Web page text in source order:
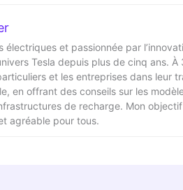
électriques et passionnée par
Tesla depuis plus de cinq ans. À
et les entreprises dans leur
en offrant des conseils sur les
de recharge. Mon
agréable pour tous.